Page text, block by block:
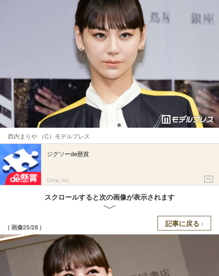
西内まりや （C）モデルプレス
ジグソーde懸賞
Ohte, Inc. PR
スクロールすると次の画像が表示されます
( 画像25/28 ) 記事に戻る